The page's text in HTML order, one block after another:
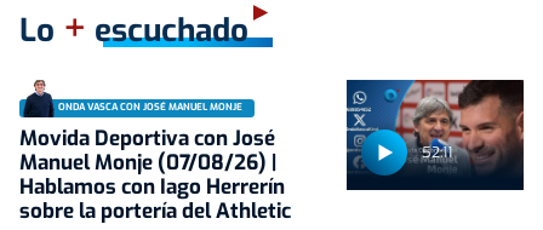
Lo + escuchado
52:11
ONDA VASCA CON JOSÉ MANUEL MONJE
Movida Deportiva con José
Manuel Monje (07/08/26) |
Hablamos con Iago Herrerín
sobre la portería del Athletic